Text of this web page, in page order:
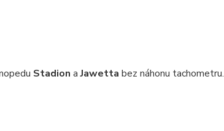
Stadion aJawetta bez náhonu tachometru.